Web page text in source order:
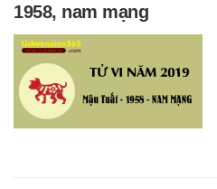
1958, nam mạng